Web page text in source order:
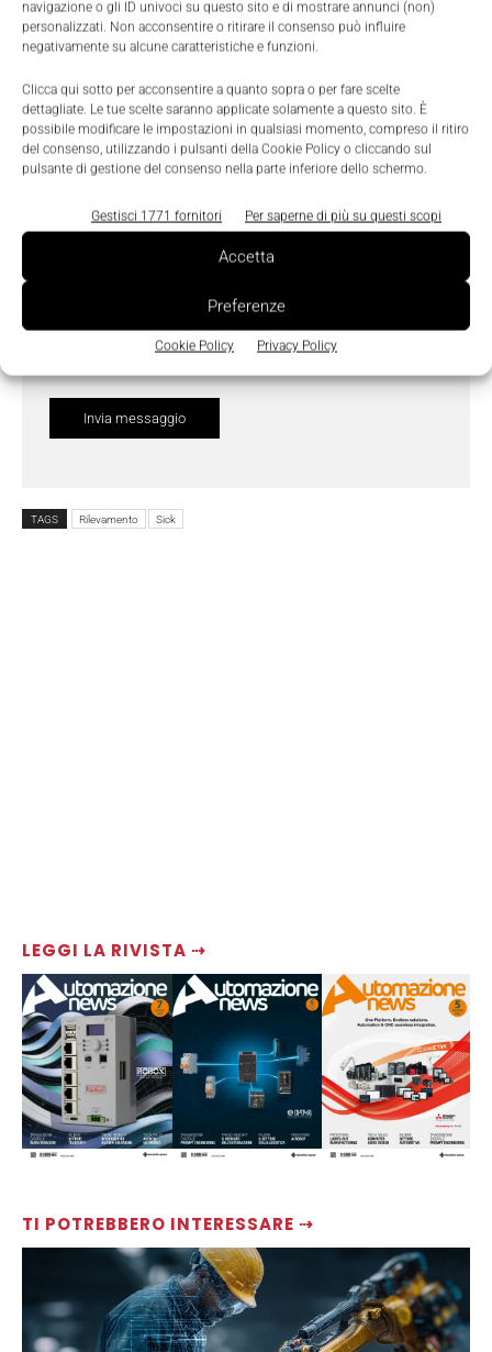
navigazione o gli ID univoci su questo sito e di mostrare annunci (non)
personalizzati. Non acconsentire o ritirare il consenso può influire
negativamente su alcune caratteristiche e funzioni.
Clicca qui sotto per acconsentire a quanto sopra o per fare scelte
dettagliate. Le tue scelte saranno applicate solamente a questo sito. È
possibile modificare le impostazioni in qualsiasi momento, compreso il ritiro
del consenso, utilizzando i pulsanti della Cookie Policy o cliccando sul
pulsante di gestione del consenso nella parte inferiore dello schermo.
Gestisci 1771 fornitori Per saperne di più su questi scopi
Accetta
Preferenze
Cookie Policy Privacy Policy
LEGGI LA RIVISTA ⇢
TI POTREBBERO INTERESSARE ⇢
Ho letto e compreso l'Informativa sulla Privacy
do il consenso al trattamento dei dati da parte di
Tecniche Nuove
TAGS Rilevamento Sick